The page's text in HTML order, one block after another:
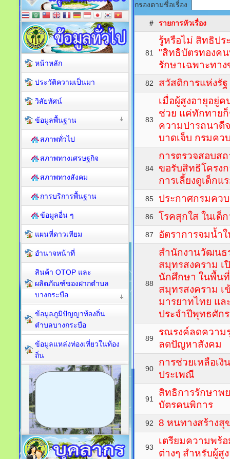
กรองตามชื่อเรื่อง
# รายการหัวเรื่อง
81
รู้หรือไม่ สิทธิปร
"สิทธิบัตรทองค
รักษาเฉพาะทา
82 สวัสดิการแห่งรั
83
เมื่อผู้สูงอายุอยู่
ช่วย แค่ทักทาย
ความปารถนาดี
บาดเจ็บ กรมคว
84
การตรวจสอบส
ขอรับสิทธิโครง
การเลี้ยงดูเด็กแ
85 ประกาศกรมคว
86 โรคสุกใส ในเด็
87 อัตราการจมน้ำ
88
สำนักงานวัฒนธ
สมุทรสงคราม เ
นักศึกษา ในพื้น
สมุทรสงคราม เ
มารยาทไทย แล
ประจำปีพุทธศัก
89
รณรงค์ลดความ
ลดปัญหาสังคม
90
การช่วยเหลือเ
ประเพณี
91
สิทธิการรักษาพ
บัตรคนพิการ
92 8 หนทางสร้างสุ
93
เตรียมความพร้
ต่างๆ สำหรับผู้สู
หน้าหลัก
ประวัติความเป็นมา
วิสัยทัศน์
ข้อมูลพื้นฐาน
สภาพทั่วไป
สภาพทางเศรษฐกิจ
สภาพทางสังคม
การบริการพื้นฐาน
ข้อมูลอื่น ๆ
แผนที่ดาวเทียม
อำนาจหน้าที่
สินค้า OTOP และ
ผลิตภัณฑ์ของฝากตำบล
บางกระบือ
ข้อมูลภูมิปัญญาท้องถิ่น
ตำบลบางกระบือ
ข้อมูลแหล่งท่องเที่ยวในท้อง
ถิ่น